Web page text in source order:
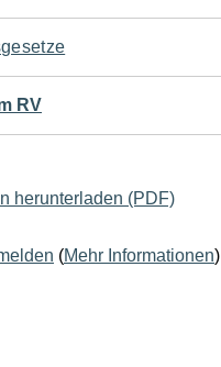
RV
herunterladen (PDF)
(Mehr Informationen)